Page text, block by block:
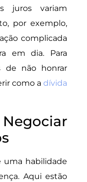
juros variam
por exemplo,
complicada
em dia. Para
de não honrar
como a dívida
uma habilidade
Aqui estão